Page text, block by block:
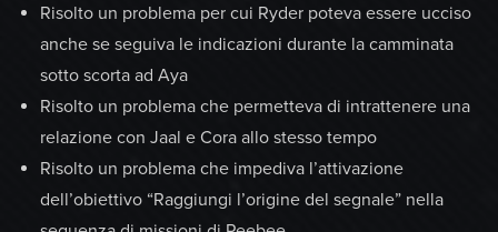
Risolto un problema per cui Ryder poteva essere ucciso
anche se seguiva le indicazioni durante la camminata
sotto scorta ad Aya
Risolto un problema che permetteva di intrattenere una
relazione con Jaal e Cora allo stesso tempo
Risolto un problema che impediva l’attivazione
dell’obiettivo “Raggiungi l’origine del segnale” nella